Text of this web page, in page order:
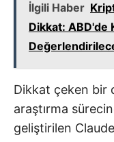
İlgili Haber
Dikkat: ABD'de
Dikkat çeken bir
araştırma
geliştirilen